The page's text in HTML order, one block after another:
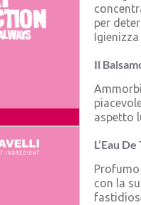
per
Il
aspetto
L’Eau
con la